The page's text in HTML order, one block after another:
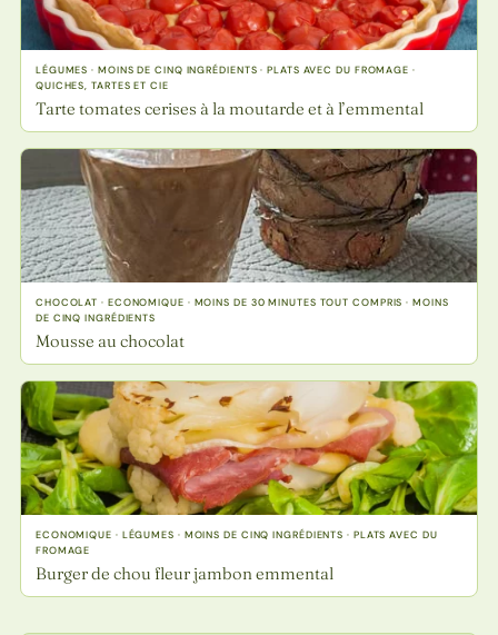
LÉGUMES · MOINS DE CINQ INGRÉDIENTS · PLATS AVEC DU FROMAGE ·
QUICHES, TARTES ET CIE
Tarte tomates cerises à la moutarde et à l’emmental
CHOCOLAT · ECONOMIQUE · MOINS DE 30 MINUTES TOUT COMPRIS · MOINS
DE CINQ INGRÉDIENTS
Mousse au chocolat
ECONOMIQUE · LÉGUMES · MOINS DE CINQ INGRÉDIENTS · PLATS AVEC DU
FROMAGE
Burger de chou fleur jambon emmental